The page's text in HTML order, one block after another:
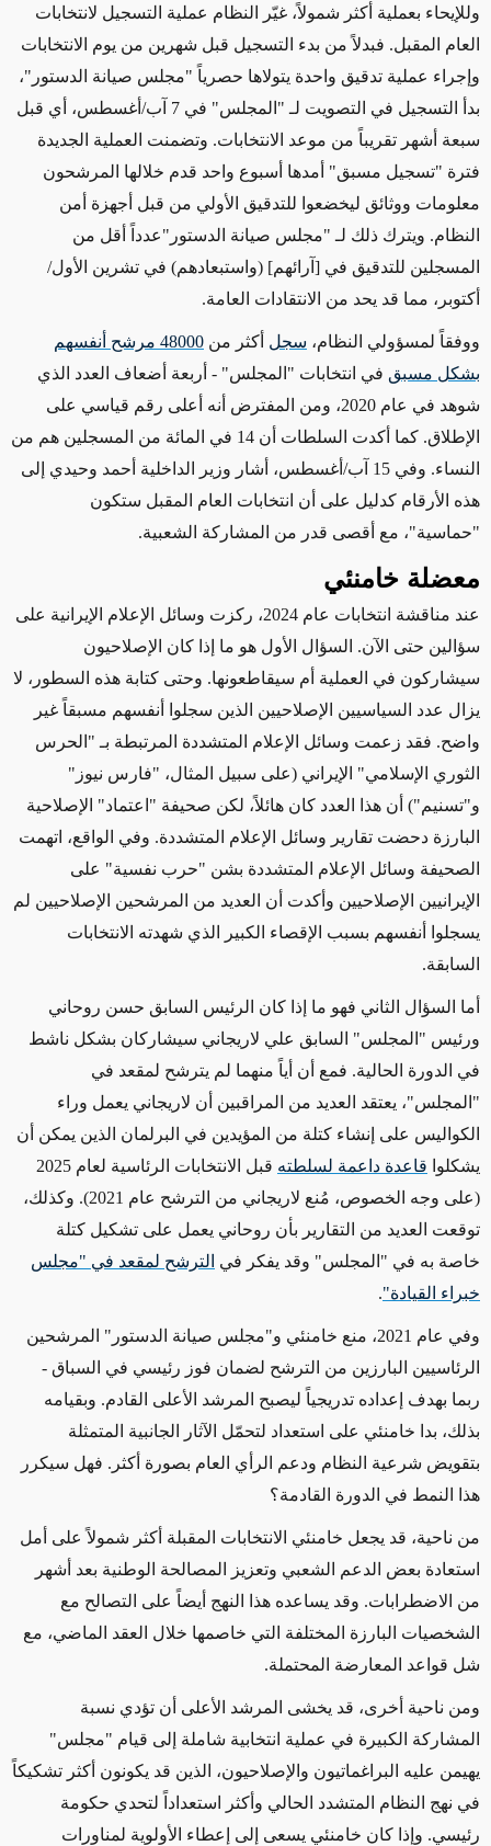
وللإيحاء بعملية أكثر شمولاً، غيّر النظام عملية التسجيل لانتخابات
العام المقبل. فبدلاً من بدء التسجيل قبل شهرين من يوم الانتخابات
وإجراء عملية تدقيق واحدة يتولاها حصرياً "مجلس صيانة الدستور"،
بدأ التسجيل في التصويت لـ "المجلس" في 7 آب/أغسطس، أي قبل
سبعة أشهر تقريباً من موعد الانتخابات. وتضمنت العملية الجديدة
فترة "تسجيل مسبق" أمدها أسبوع واحد قدم خلالها المرشحون
معلومات ووثائق ليخضعوا للتدقيق الأولي من قبل أجهزة أمن
النظام. ويترك ذلك لـ "مجلس صيانة الدستور"عدداً أقل من
المسجلين للتدقيق في [آرائهم] (واستبعادهم) في تشرين الأول/
أكتوبر، مما قد يحد من الانتقادات العامة.
ووفقاً لمسؤولي النظام، سجل أكثر من
48000 مرشح أنفسهم
بشكل مسبق في انتخابات "المجلس" - أربعة أضعاف العدد الذي
شوهد في عام 2020، ومن المفترض أنه أعلى رقم قياسي على
الإطلاق
. كما أكدت السلطات أن 14 في المائة من المسجلين هم من
النساء. وفي 15 آب/أغسطس، أشار وزير الداخلية أحمد وحيدي إلى
هذه الأرقام كدليل على أن انتخابات العام المقبل ستكون
"حماسية"، مع أقصى قدر من المشاركة الشعبية.
معضلة خامنئي
عند مناقشة انتخابات عام 2024، ركزت وسائل الإعلام الإيرانية على
سؤالين حتى الآن. السؤال الأول هو ما إذا كان الإصلاحيون
سيشاركون في العملية أم سيقاطعونها. وحتى كتابة هذه السطور، لا
يزال عدد السياسيين الإصلاحيين الذين سجلوا أنفسهم مسبقاً غير
واضح. فقد زعمت وسائل الإعلام المتشددة المرتبطة بـ "الحرس
الثوري الإسلامي" الإيراني (على سبيل المثال، "فارس نيوز"
و"تسنيم") أن هذا العدد كان هائلاً، لكن صحيفة "اعتماد" الإصلاحية
البارزة دحضت تقارير وسائل الإعلام المتشددة. وفي الواقع، اتهمت
الصحيفة وسائل الإعلام المتشددة بشن "حرب نفسية" على
الإيرانيين الإصلاحيين وأكدت أن العديد من المرشحين الإصلاحيين لم
يسجلوا أنفسهم بسبب الإقصاء الكبير الذي شهدته الانتخابات
السابقة.
أما السؤال الثاني فهو ما إذا كان الرئيس السابق حسن روحاني
ورئيس "المجلس" السابق علي لاريجاني سيشاركان بشكل ناشط
في الدورة الحالية. فمع أن أياً منهما لم يترشح لمقعد في
"المجلس"، يعتقد العديد من المراقبين أن لاريجاني يعمل وراء
الكواليس على إنشاء كتلة من المؤيدين في البرلمان الذين يمكن أن
يشكلوا قاعدة داعمة لسلطته قبل الانتخابات الرئاسية لعام 2025
(على وجه الخصوص، مُنع لاريجاني من الترشح عام 2021)
. وكذلك،
توقعت العديد من التقارير بأن روحاني يعمل على تشكيل كتلة
خاصة به في "المجلس" وقد يفكر في الترشح لمقعد في "مجلس
خبراء القيادة".
وفي عام 2021، منع خامنئي و"مجلس صيانة الدستور" المرشحين
الرئاسيين البارزين من الترشح لضمان فوز رئيسي في السباق -
ربما بهدف إعداده تدريجياً ليصبح المرشد الأعلى القادم. وبقيامه
بذلك، بدا خامنئي على استعداد لتحمّل الآثار الجانبية المتمثلة
بتقويض شرعية النظام ودعم الرأي العام بصورة أكثر. فهل سيكرر
هذا النمط في الدورة القادمة؟
من ناحية، قد يجعل خامنئي الانتخابات المقبلة أكثر شمولاً على أمل
استعادة بعض الدعم الشعبي وتعزيز المصالحة الوطنية بعد أشهر
من الاضطرابات. وقد يساعده هذا النهج أيضاً على التصالح مع
الشخصيات البارزة المختلفة التي خاصمها خلال العقد الماضي، مع
شل قواعد المعارضة المحتملة.
ومن ناحية أخرى، قد يخشى المرشد الأعلى أن تؤدي نسبة
المشاركة الكبيرة في عملية انتخابية شاملة إلى قيام "مجلس"
يهيمن عليه البراغماتيون والإصلاحيون، الذين قد يكونون أكثر تشكيكاً
في نهج النظام المتشدد الحالي وأكثر استعداداً لتحدي حكومة
رئيسي. وإذا كان خامنئي يسعى إلى إعطاء الأولوية لمناورات